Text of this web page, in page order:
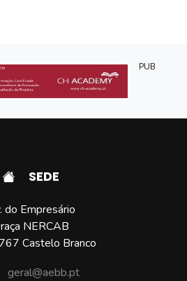
PUB
SEDE
do Empresário
NERCAB
Castelo Branco
geral@aebb.pt